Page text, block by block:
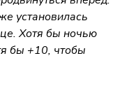
установилась
Хотя бы ночью
бы +10, чтобы